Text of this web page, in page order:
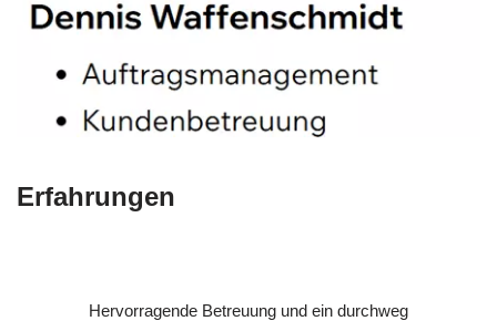
Erfahrungen
Hervorragende Betreuung und ein durchweg